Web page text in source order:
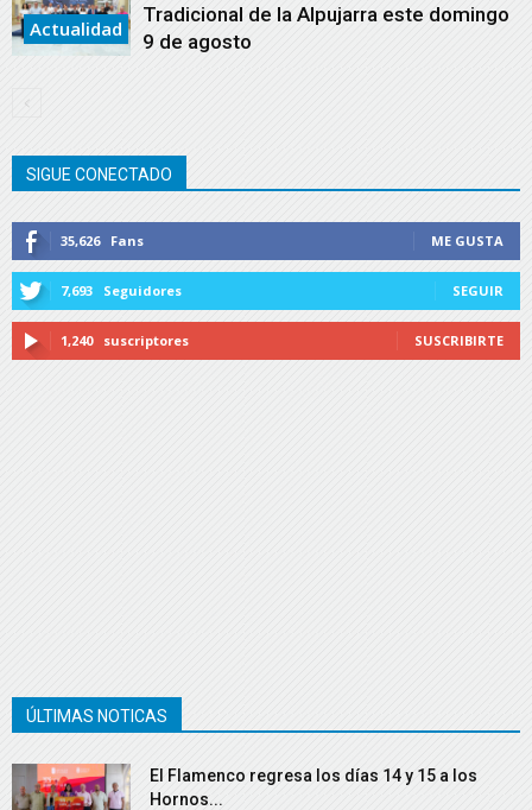
Actualidad
Tradicional de la Alpujarra este domingo
9 de agosto
SIGUE CONECTADO
35,626 Fans ME GUSTA
7,693 Seguidores SEGUIR
1,240 suscriptores SUSCRIBIRTE
ÚLTIMAS NOTICAS
El Flamenco regresa los días 14 y 15 a los
Hornos...